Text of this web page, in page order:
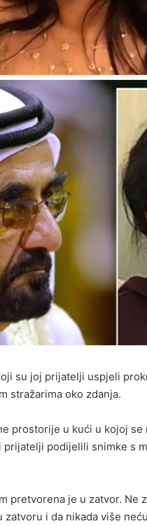
su joj prijatelji uspjeli
stražarima oko zdanja.
prostorije u kući u kojoj
podijelili snimke s
pretvorena je u zatvor.
i da nikada više